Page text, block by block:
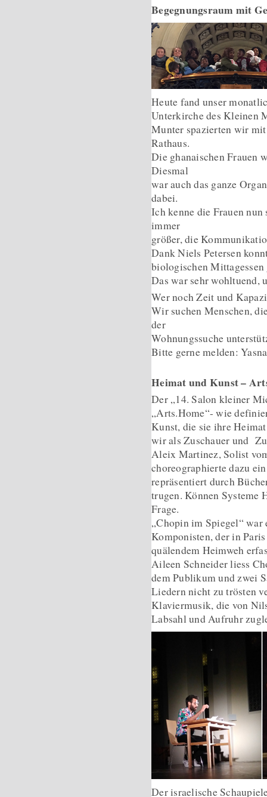
Begegnungsraum mit
Heute fand unser
Unterkirche des Kleinen
Munter spazierten wir
Rathaus.
Die ghanaischen Frauen
Diesmal
war auch das ganze
dabei.
Ich kenne die Frauen
immer
größer, die
Dank Niels Petersen
biologischen Mittagessen
Das war sehr wohltuend,
Wer noch Zeit und
Wir suchen Menschen,
der
Wohnungssuche
Bitte gerne melden:
Heimat und Kunst –
Der „14. Salon kleiner
„Arts.Home“- wie
Kunst, die sie ihre
wir als Zuschauer und
Aleix Martinez, Solist
choreographierte dazu
repräsentiert durch
trugen. Können Systeme
Frage.
„Chopin im Spiegel“
Komponisten, der in
quälendem Heimweh
Aileen Schneider liess
dem Publikum und zwei
Liedern nicht zu trösten
Klaviermusik, die von
Labsahl und Aufruhr
Der israelische